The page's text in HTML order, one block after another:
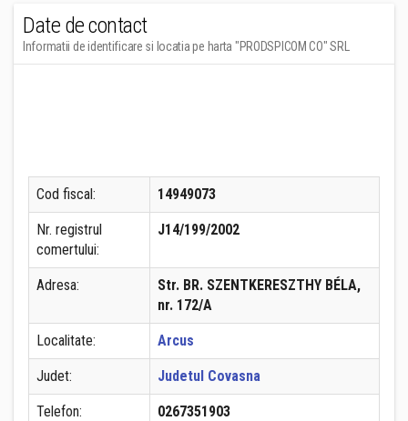
Date de contact
Informatii de identificare si locatia pe harta "PRODSPICOM CO" SRL
Cod fiscal: 14949073
Nr. registrul
comertului:
J14/199/2002
Adresa:
Str. BR. SZENTKERESZTHY BÉLA,
nr. 172/A
Localitate: Arcus
Judet: Judetul Covasna
Telefon: 0267351903